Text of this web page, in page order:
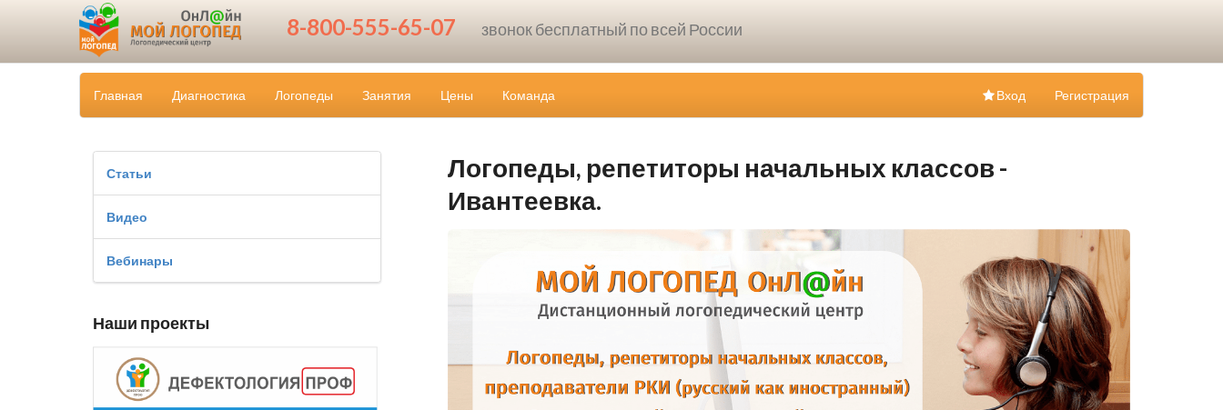
8-800-555-65-07 звонок бесплатный по всей России
Главная Диагностика Логопеды Занятия Цены Команда Регистрация
Вход
Статьи
Видео
Вебинары
Наши проекты
Логопеды, репетиторы начальных классов -
Ивантеевка.